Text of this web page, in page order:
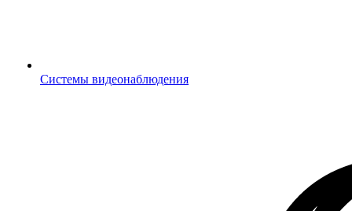
Системы видеонаблюдения